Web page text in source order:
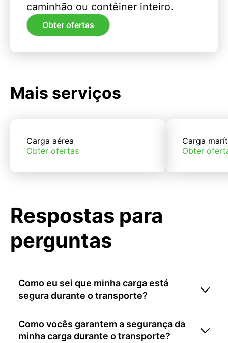
caminhão ou contêiner inteiro.
Obter ofertas
Mais serviços
Carga aérea
Obter ofertas
Carga
Obter
Respostas para
perguntas
Como eu sei que minha carga está
segura durante o transporte?
Como vocês garantem a segurança da
minha carga durante o transporte?